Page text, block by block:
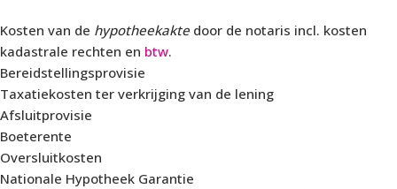
Kosten van de hypotheekakte door de notaris incl. kosten
kadastrale rechten en btw.
Bereidstellingsprovisie
Taxatiekosten ter verkrijging van de lening
Afsluitprovisie
Boeterente
Oversluitkosten
Nationale Hypotheek Garantie